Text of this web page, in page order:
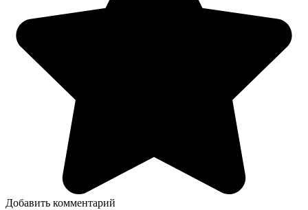
Добавить комментарий